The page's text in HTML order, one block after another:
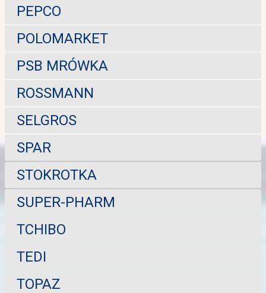
PEPCO
POLOMARKET
PSB MRÓWKA
ROSSMANN
SELGROS
SPAR
STOKROTKA
SUPER-PHARM
TCHIBO
TEDI
TOPAZ